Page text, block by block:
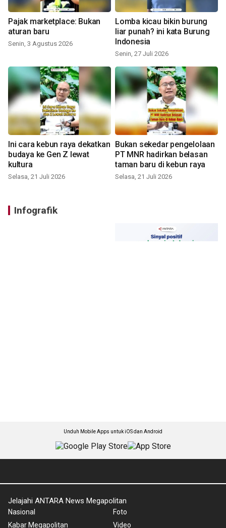
Pajak marketplace: Bukan
aturan baru
Senin, 3 Agustus 2026
Lomba kicau bikin burung
liar punah? ini kata Burung
Indonesia
Senin, 27 Juli 2026
Ini cara kebun raya dekatkan
budaya ke Gen Z lewat
kultura
Selasa, 21 Juli 2026
Bukan sekedar pengelolaan
PT MNR hadirkan belasan
taman baru di kebun raya
Selasa, 21 Juli 2026
Infografik
Unduh Mobile Apps untuk iOS dan Android
Jelajahi ANTARA News Megapolitan
Nasional
Kabar Megapolitan
Foto
Video